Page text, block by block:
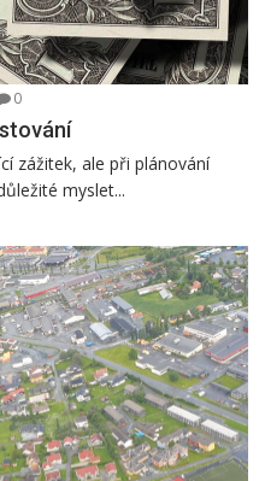
0
zážitek, ale při plánování
myslet...